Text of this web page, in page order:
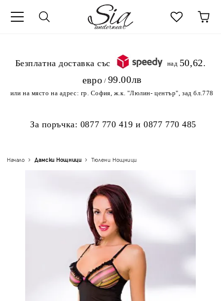
.Безплатна доставка със
над 50,62
евро / 99.00лв
или на място на адрес: гр. София, ж.к. "Люлин- център", зад бл.778
За поръчка: 0877 770 419 и0877 770 485
Начало Дамски Нощници Тюлени Нощници